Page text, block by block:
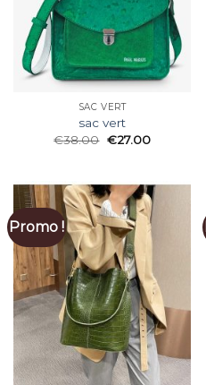
SAC VERT
sac vert
€38.00 €27.00
Promo !